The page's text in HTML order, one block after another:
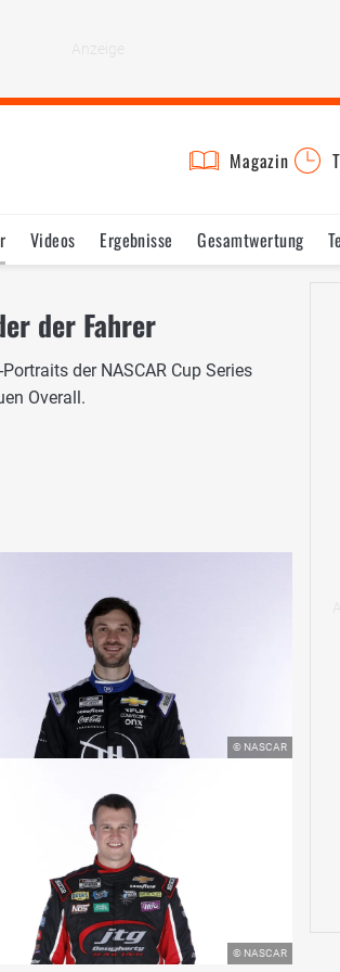
Magazin
Videos Ergebnisse Gesamtwertung
der Fahrer
der NASCAR Cup Series
Overall.